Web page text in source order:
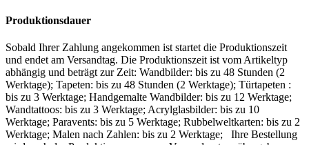
Produktionsdauer
Sobald Ihrer Zahlung angekommen ist startet die Produktionszeit
und endet am Versandtag. Die Produktionszeit ist vom Artikeltyp
abhängig und beträgt zur Zeit: Wandbilder: bis zu 48 Stunden (2
Werktage); Tapeten: bis zu 48 Stunden (2 Werktage); Türtapeten :
bis zu 3 Werktage; Handgemalte Wandbilder: bis zu 12 Werktage;
Wandtattoos: bis zu 3 Werktage; Acrylglasbilder: bis zu 10
Werktage; Paravents: bis zu 5 Werktage; Rubbelweltkarten: bis zu 2
Werktage; Malen nach Zahlen: bis zu 2 Werktage; Ihre Bestellung